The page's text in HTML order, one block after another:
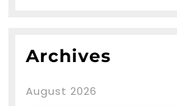
Archives
August 2026